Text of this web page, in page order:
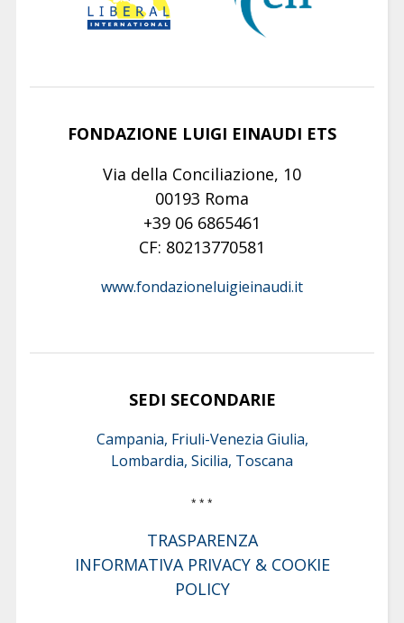
FONDAZIONE LUIGI EINAUDI ETS
Via della Conciliazione, 10
00193 Roma
+39 06 6865461
CF: 80213770581
www.fondazioneluigieinaudi.it
SEDI SECONDARIE
Campania, Friuli-Venezia Giulia,
Lombardia, Sicilia, Toscana
* * *
TRASPARENZA
INFORMATIVA PRIVACY & COOKIE
POLICY